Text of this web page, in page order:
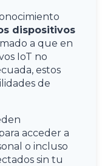
dispositivos
a que en
IoT no
estos
de
acceder a
o incluso
sin tu